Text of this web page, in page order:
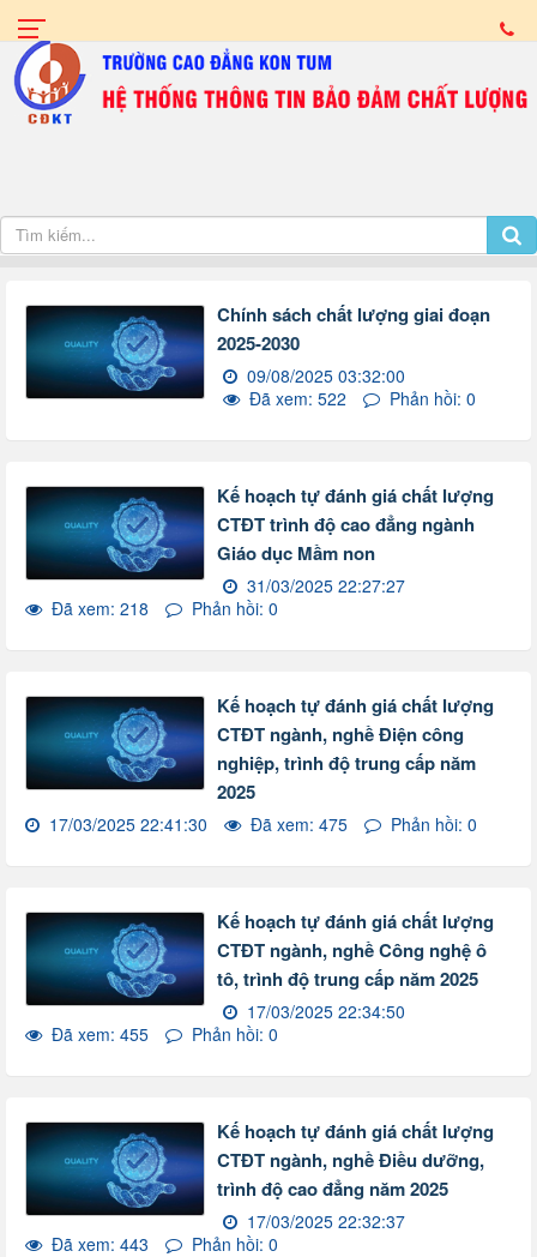
Chính sách chất lượng giai đoạn
2025-2030
09/08/2025 03:32:00
Đã xem: 522
Phản hồi: 0
Kế hoạch tự đánh giá chất lượng
CTĐT trình độ cao đẳng ngành
Giáo dục Mầm non
31/03/2025 22:27:27
Đã xem: 218
Phản hồi: 0
Kế hoạch tự đánh giá chất lượng
CTĐT ngành, nghề Điện công
nghiệp, trình độ trung cấp năm
2025
17/03/2025 22:41:30 Đã xem: 475 Phản hồi: 0
Kế hoạch tự đánh giá chất lượng
CTĐT ngành, nghề Công nghệ ô
tô, trình độ trung cấp năm 2025
17/03/2025 22:34:50
Đã xem: 455
Phản hồi: 0
Kế hoạch tự đánh giá chất lượng
CTĐT ngành, nghề Điều dưỡng,
trình độ cao đẳng năm 2025
17/03/2025 22:32:37
Đã xem: 443
Phản hồi: 0